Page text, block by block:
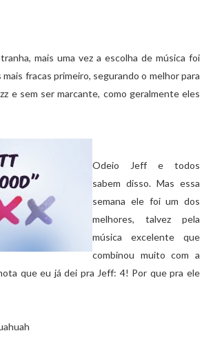
mais uma vez a escolha de música foi
fracas primeiro, segurando o melhor para
e sem ser marcante, como geralmente eles
Odeio Jeff e todos
sabem disso. Mas essa
semana ele foi um dos
melhores, talvez pela
música excelente que
combinou muito com a
que eu já dei pra Jeff: 4! Por que pra ele